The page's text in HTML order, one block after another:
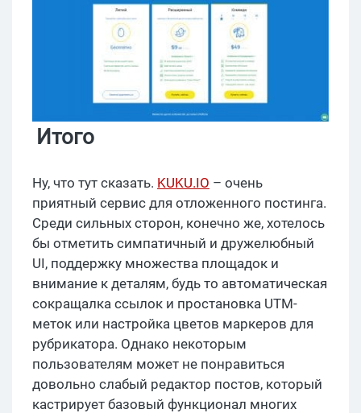
Итого
Ну, что тут сказать. KUKU.IO – очень
приятный сервис для отложенного постинга.
Среди сильных сторон, конечно же, хотелось
бы отметить симпатичный и дружелюбный
UI, поддержку множества площадок и
внимание к деталям, будь то автоматическая
сокращалка ссылок и простановка UTM-
меток или настройка цветов маркеров для
рубрикатора. Однако некоторым
пользователям может не понравиться
довольно слабый редактор постов, который
кастрирует базовый функционал многих